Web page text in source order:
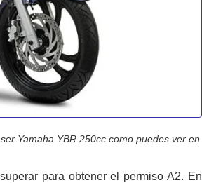
Yamaha YBR 250cc como puedes ver en
para obtener el permiso A2. En